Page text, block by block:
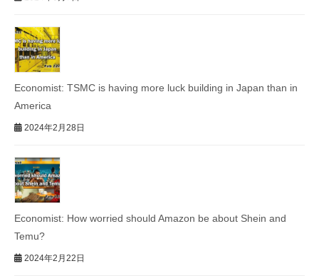
Economist: TSMC is having more luck building in Japan than in
America
2024年2月28日
Economist: How worried should Amazon be about Shein and
Temu?
2024年2月22日